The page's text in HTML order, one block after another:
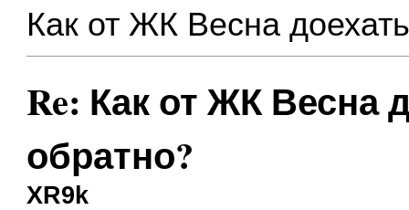
Как от ЖК Весна
Re: Как от ЖК Весна
обратно?
XR9k